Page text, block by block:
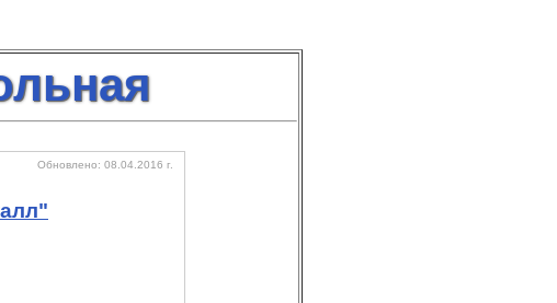
Обновлено: 08.04.2016 г.